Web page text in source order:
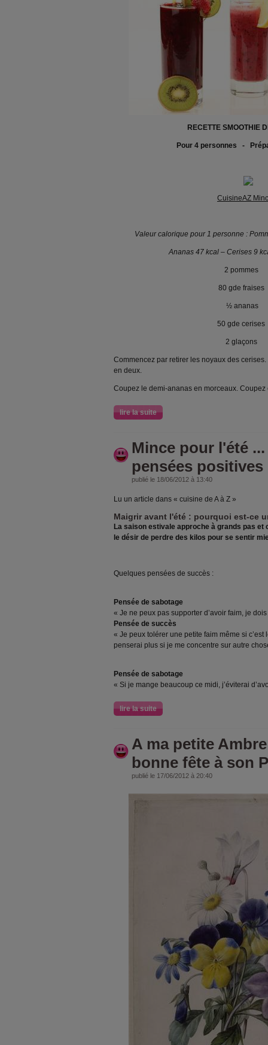
RECETTE SMOOTHIE
Pour 4 personnes -
CuisineAZ
Valeur calorique pour 1 personne :
Ananas 47 kcal – Cerises 9
2 pommes
80 gde fraises
½ ananas
50 gde cerises
2 glaçons
Commencez par retirer les noyaux des
en deux.
Coupez le demi-ananas en morceaux. Coupez
lire la suite
Mince pour l'été
pensées positives
publié le 18/06/2012 à 13:40
Lu un article dans « cuisine de A à Z »
Maigrir avant l'été : pourquoi est-ce
La saison estivale approche à grands pas et
le désir de perdre des kilos pour se sentir
Quelques pensées de succès :
Pensée de sabotage
« Je ne peux pas supporter d’avoir faim, je
Pensée de succès
« Je peux tolérer une petite faim même si c’est
penserai plus si je me concentre sur autre
Pensée de sabotage
« Si je mange beaucoup ce midi, j’éviterai
lire la suite
A ma petite
bonne fête à son
publié le 17/06/2012 à 20:40